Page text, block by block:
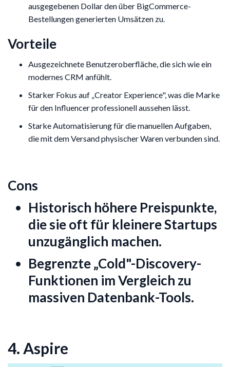
ausgegebenen Dollar den über BigCommerce-
Bestellungen generierten Umsätzen zu.
Vorteile
Ausgezeichnete Benutzeroberfläche, die sich wie ein
modernes CRM anfühlt.
Starker Fokus auf „Creator Experience", was die Marke
für den Influencer professionell aussehen lässt.
Starke Automatisierung für die manuellen Aufgaben,
die mit dem Versand physischer Waren verbunden sind.
Cons
Historisch höhere Preispunkte,
die sie oft für kleinere Startups
unzugänglich machen.
Begrenzte „Cold"-Discovery-
Funktionen im Vergleich zu
massiven Datenbank-Tools.
4. Aspire